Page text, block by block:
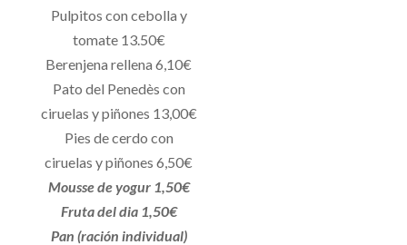
Pulpitos con cebolla y
tomate 13.50€
Berenjena rellena 6,10€
Pato del Penedès con
ciruelas y piñones 13,00€
Pies de cerdo con
ciruelas y piñones 6,50€
Mousse de yogur 1,50€
Fruta del dia 1,50€
Pan (ración individual)